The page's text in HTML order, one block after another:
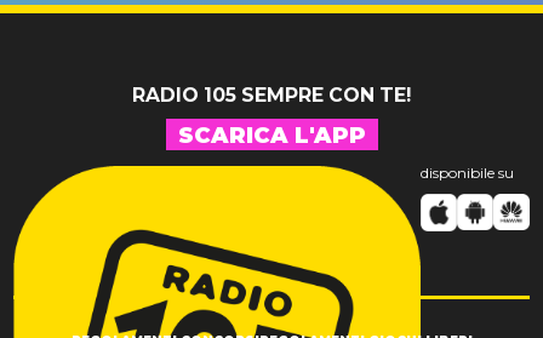
RADIO 105 SEMPRE CON TE!
SCARICA L'APP
disponibile su